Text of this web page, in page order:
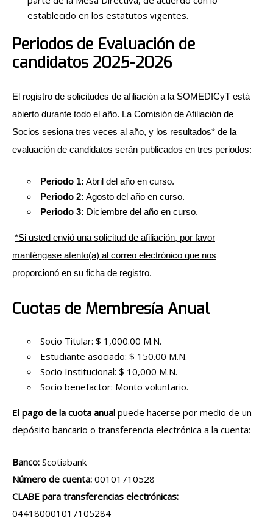
establecido en los estatutos vigentes.
Periodos de Evaluación de
candidatos 2025-2026
El registro de solicitudes de afiliación a la SOMEDICyT está
abierto durante todo el año. La Comisión de Afiliación de
Socios sesiona tres veces al año, y los resultados* de la
evaluación de candidatos serán publicados en tres periodos:
Periodo 1: Abril del año en curso.
Periodo 2: Agosto del año en curso.
Periodo 3: Diciembre del año en curso.
*Si usted envió una solicitud de afiliación, por favor
manténgase atento(a) al correo electrónico que nos
proporcionó en su ficha de registro.
Cuotas de Membresía Anual
Socio Titular: $ 1,000.00 M.N.
Estudiante asociado: $ 150.00 M.N.
Socio Institucional: $ 10,000 M.N.
Socio benefactor: Monto voluntario.
El pago de la cuota anual puede hacerse por medio de un
depósito bancario o transferencia electrónica a la cuenta:
Banco: Scotiabank
Número de cuenta: 00101710528
CLABE para transferencias electrónicas:
044180001017105284